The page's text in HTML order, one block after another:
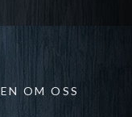
OM OSS